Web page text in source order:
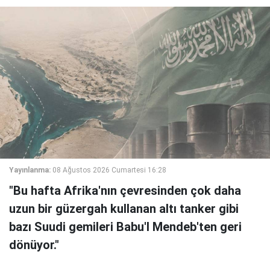
Yayınlanma: 08 Ağustos 2026 Cumartesi 16:28
"Bu hafta Afrika'nın çevresinden çok daha
uzun bir güzergah kullanan altı tanker gibi
bazı Suudi gemileri Babu'l Mendeb'ten geri
dönüyor."